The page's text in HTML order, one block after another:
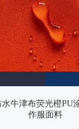
水牛津布荧光橙PU
作服面料